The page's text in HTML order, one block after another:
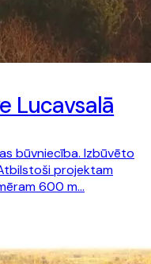
Lucavsalā
būvniecība. Izbūvēto
projektam
600 m…